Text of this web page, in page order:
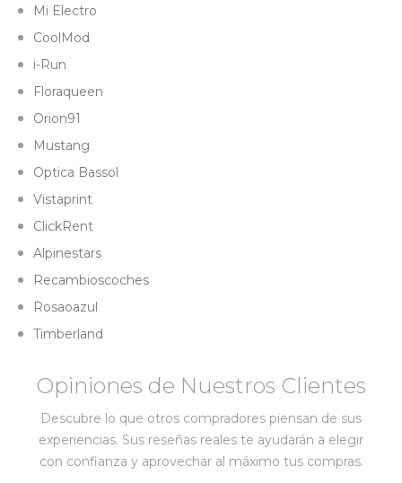
Mi Electro
CoolMod
i-Run
Floraqueen
Orion91
Mustang
Optica Bassol
Vistaprint
ClickRent
Alpinestars
Recambioscoches
Rosaoazul
Timberland
Opiniones de Nuestros Clientes
Descubre lo que otros compradores piensan de sus
experiencias. Sus reseñas reales te ayudarán a elegir
con confianza y aprovechar al máximo tus compras.